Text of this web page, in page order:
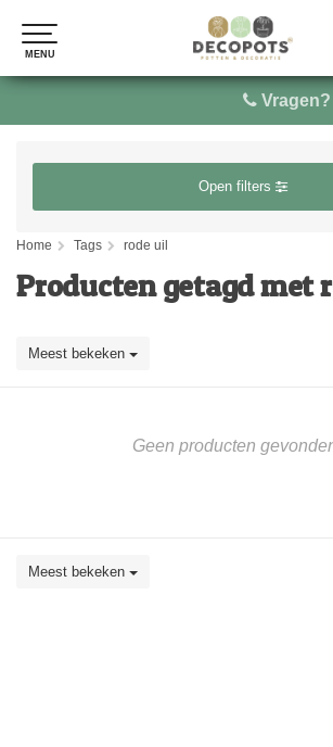
MENU
MENU
Open filters
Home Tags rode uil
Producten getagd met
Meest bekeken
Geen producten
Meest bekeken